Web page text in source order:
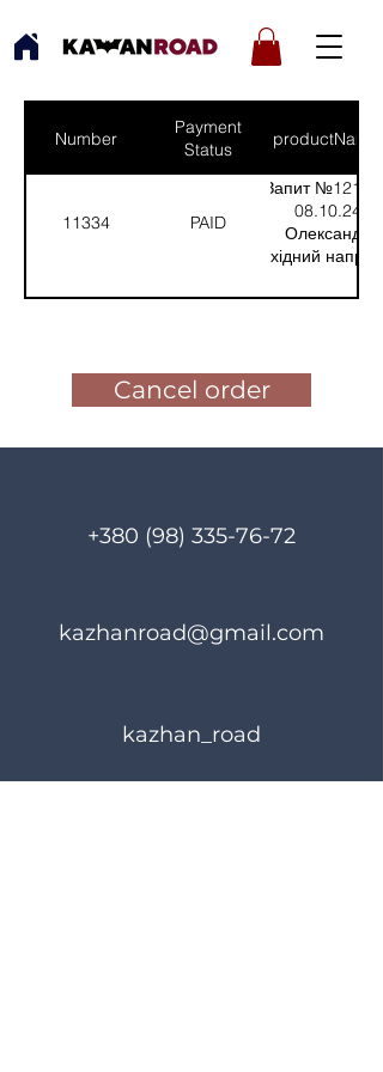
Number
Payment
Status
productNames
11334 PAID
Запит №1211
08.10.24:
Олександр,
Східний
4)
Cancel order
+380 (98) 335-76-72
kazhanroad@gmail.com
kazhan_road